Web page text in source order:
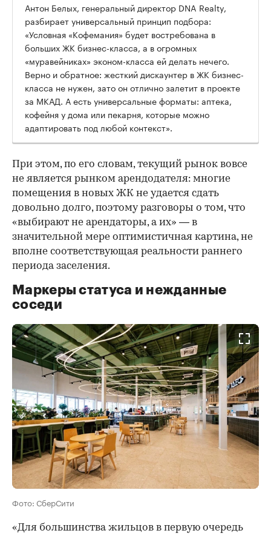
Антон Белых, генеральный директор DNA Realty,
разбирает универсальный принцип подбора:
«Условная «Кофемания» будет востребована в
больших ЖК бизнес-класса, а в огромных
«муравейниках» эконом-класса ей делать нечего.
Верно и обратное: жесткий дискаунтер в ЖК бизнес-
класса не нужен, зато он отлично залетит в проекте
за МКАД. А есть универсальные форматы: аптека,
кофейня у дома или пекарня, которые можно
адаптировать под любой контекст».
При этом, по его словам, текущий рынок вовсе
не является рынком арендодателя: многие
помещения в новых ЖК не удается сдать
довольно долго, поэтому разговоры о том, что
«выбирают не арендаторы, а их» — в
значительной мере оптимистичная картина, не
вполне соответствующая реальности раннего
периода заселения.
Маркеры статуса и нежданные
соседи
Фото: СберСити
«Для большинства жильцов в первую очередь